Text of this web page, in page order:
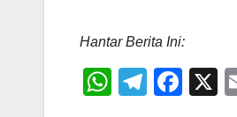
Hantar Berita Ini:
W
T
F
X